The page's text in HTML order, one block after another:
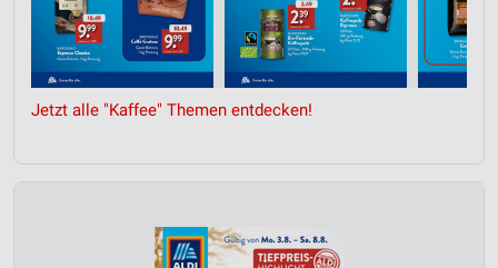
Jetzt alle "Kaffee" Themen entdecken!